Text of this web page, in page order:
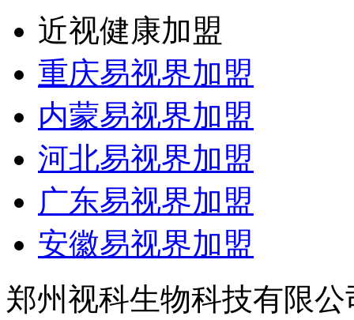
近视健康加盟
重庆易视界加盟
内蒙易视界加盟
河北易视界加盟
广东易视界加盟
安徽易视界加盟
郑州视科生物科技有限